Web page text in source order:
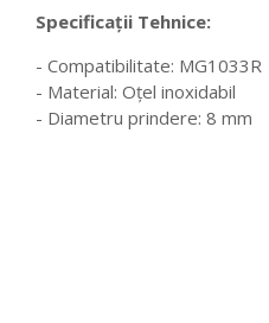
Specificații Tehnice:
- Compatibilitate: MG1033R
- Material: Oțel inoxidabil
- Diametru prindere: 8 mm